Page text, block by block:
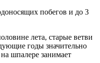
побегов и до 3
лета, старые ветви
годы значительно
шпалере занимает